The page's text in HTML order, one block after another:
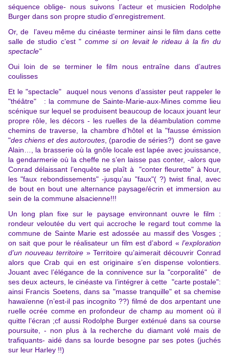
séquence oblige- nous suivons l’acteur et musicien Rodolphe
Burger dans son propre studio d’enregistrement.
Or, de l’aveu même du cinéaste terminer ainsi le film dans cette
salle de studio c’est " comme si on levait le rideau à la fin du
spectacle"
Oui loin de se terminer le film nous entraîne dans d’autres
coulisses
Et le "spectacle" auquel nous venons d’assister peut rappeler le
"théâtre" : la commune de Sainte-Marie-aux-Mines comme lieu
scénique sur lequel se produisent beaucoup de locaux jouant leur
propre rôle, les décors - les ruelles de la déambulation comme
chemins de traverse, la chambre d’hôtel et la "fausse émission
"des chiens et des autoroutes, (parodie de séries?) dont se gave
Alain…, la brasserie où la gnôle locale est lapée avec jouissance,
la gendarmerie où la cheffe ne s’en laisse pas conter, -alors que
Conrad délaissant l’enquête se plaît à "conter fleurette" à Nour,
les "faux rebondissements" -jusqu’au "faux"( ?) twist final, avec
de bout en bout une alternance paysage/écrin et immersion au
sein de la commune alsacienne!!!
Un long plan fixe sur le paysage environnant ouvre le film :
rondeur veloutée du vert qui accroche le regard tout comme la
commune de Sainte Marie est adossée au massif des Vosges ;
on sait que pour le réalisateur un film est d’abord « l’exploration
d’un nouveau territoire» Territoire qu’aimerait découvrir Conrad
alors que Crab qui en est originaire s’en dispense volontiers.
Jouant avec l’élégance de la connivence sur la "corporalité" de
ses deux acteurs, le cinéaste va l’intégrer à cette "carte postale":
ainsi Francis Soetens, dans sa "masse tranquille" et sa chemise
hawaïenne (n’est-il pas incognito ??) filmé de dos arpentant une
ruelle ocrée comme en profondeur de champ au moment où il
quitte l’écran ;cf aussi Rodolphe Burger exténué dans sa course
poursuite, - non plus à la recherche du diamant volé mais de
trafiquants- aidé dans sa lourde besogne par ses potes (juchés
sur leur Harley !!)